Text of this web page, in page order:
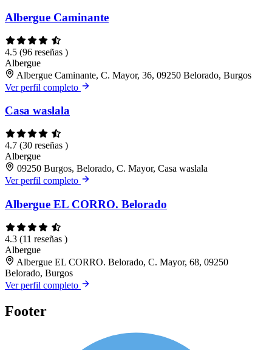
Albergue Caminante
4.5 (96 reseñas )
Albergue
Albergue Caminante, C. Mayor, 36, 09250 Belorado, Burgos
Ver perfil completo
Casa waslala
4.7 (30 reseñas )
Albergue
09250 Burgos, Belorado, C. Mayor, Casa waslala
Ver perfil completo
Albergue EL CORRO. Belorado
4.3 (11 reseñas )
Albergue
Albergue EL CORRO. Belorado, C. Mayor, 68, 09250
Belorado, Burgos
Ver perfil completo
Footer